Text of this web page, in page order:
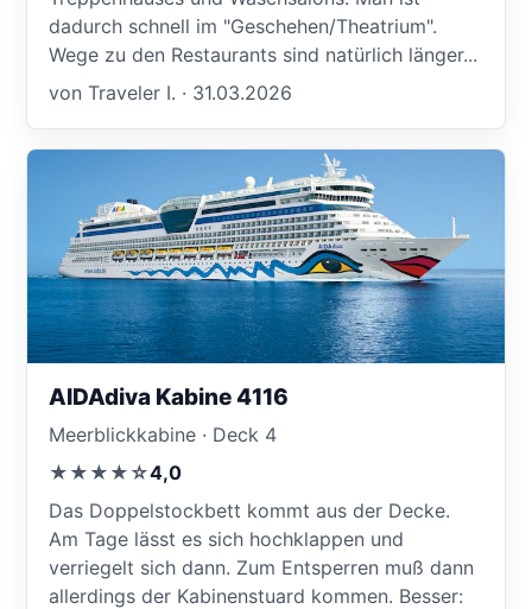
dadurch schnell im "Geschehen/Theatrium".
Wege zu den Restaurants sind natürlich länger...
von Traveler I. · 31.03.2026
AIDAdiva Kabine 4116
Meerblickkabine · Deck 4
★★★★☆4,0
Das Doppelstockbett kommt aus der Decke.
Am Tage lässt es sich hochklappen und
verriegelt sich dann. Zum Entsperren muß dann
allerdings der Kabinenstuard kommen. Besser: